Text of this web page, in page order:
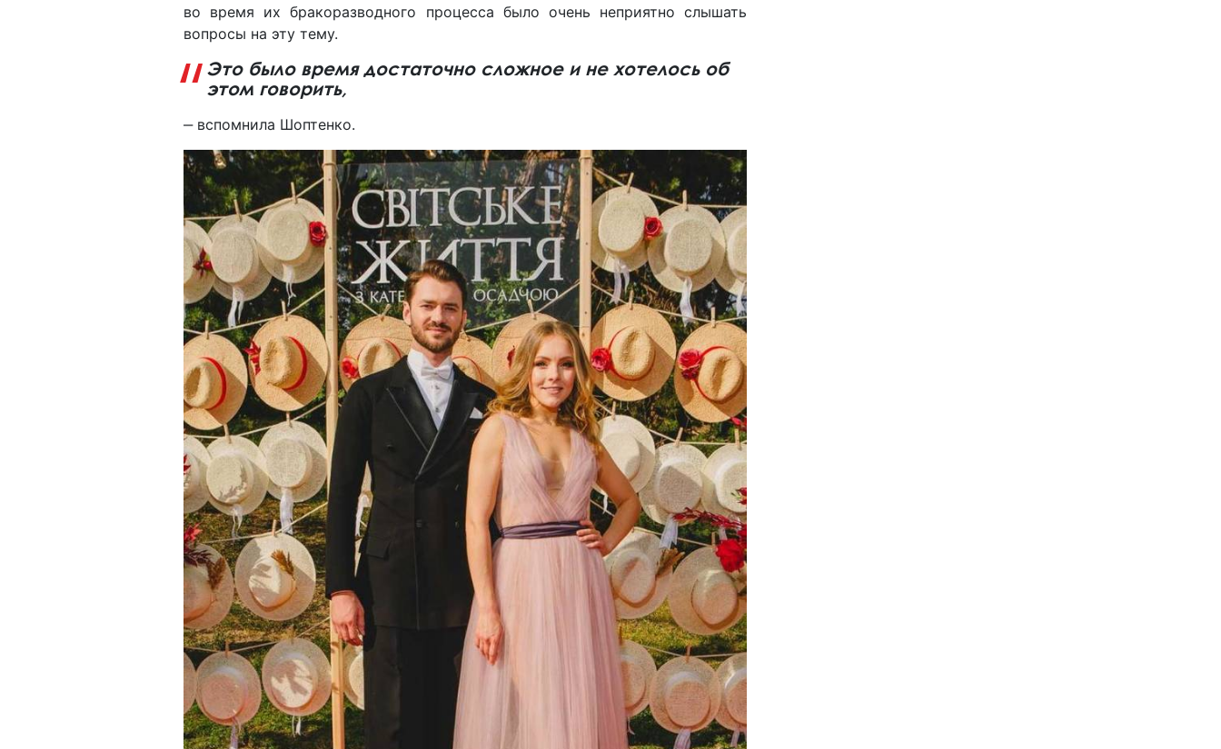
во время их бракоразводного процесса было очень неприятно слышать
вопросы на эту тему.
Это было время достаточно сложное и не хотелось об
этом говорить,
‒ вспомнила Шоптенко.